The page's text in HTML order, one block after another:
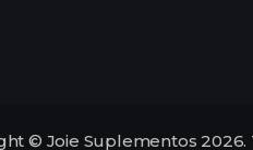
© Joie Suplementos